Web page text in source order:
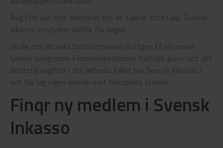
Avgifter kan inte debiteras om de saknar stöd i lag. Svensk
Inkasso avstyrker därför förslaget.
Skulle den aktuella bestämmelsen slutligen få en annan
lydelse varigenom Finansinspektionen faktiskt gavs rätt att
debitera avgifter i det aktuella fallet har Svensk Inkasso i
och för sig ingen erinran mot beloppets storlek.
Finqr ny medlem i Svensk
Inkasso